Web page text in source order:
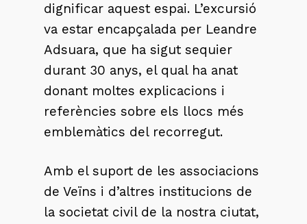
dignificar aquest espai. L’excursió
va estar encapçalada per Leandre
Adsuara, que ha sigut sequier
durant 30 anys, el qual ha anat
donant moltes explicacions i
referències sobre els llocs més
emblemàtics del recorregut.
Amb el suport de les associacions
de Veïns i d’altres institucions de
la societat civil de la nostra ciutat,